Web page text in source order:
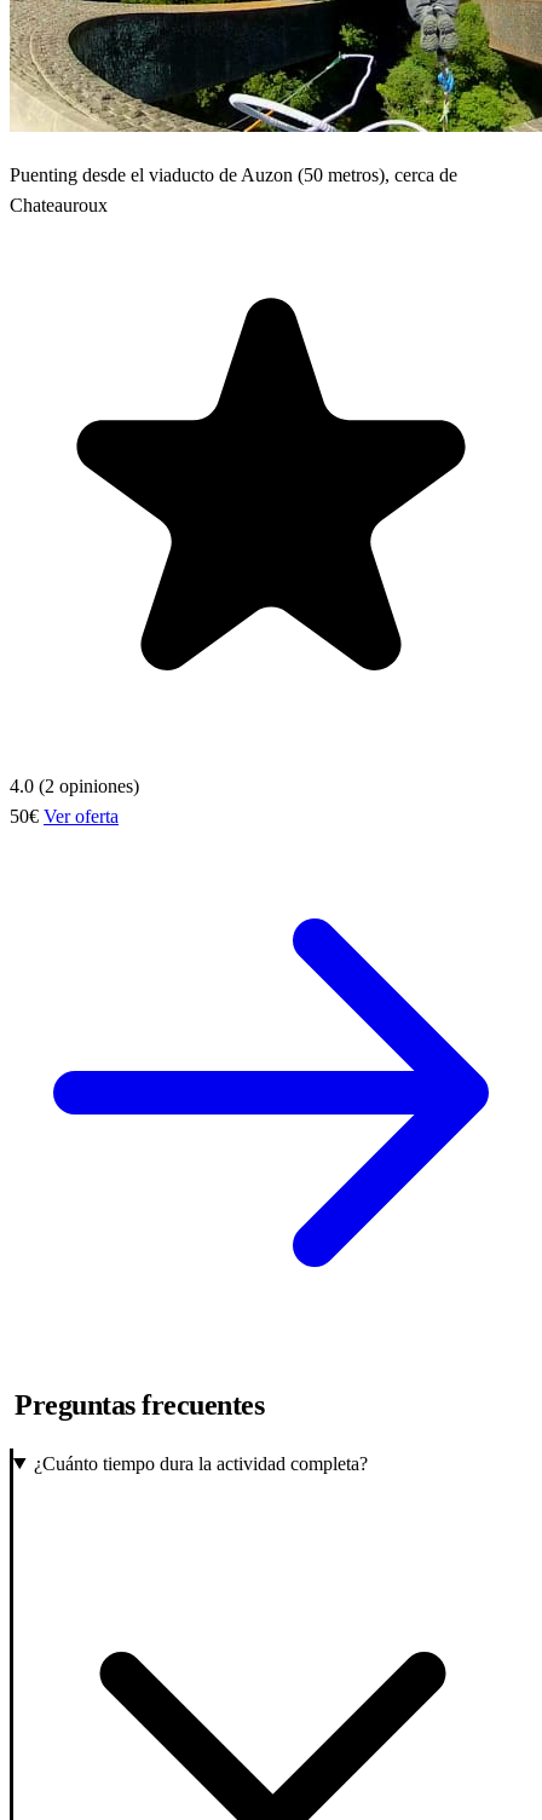
Puenting desde el viaducto de Auzon (50 metros), cerca de
Chateauroux
4.0 (2 opiniones)
50€ Ver oferta
Preguntas frecuentes
¿Cuánto tiempo dura la actividad completa?